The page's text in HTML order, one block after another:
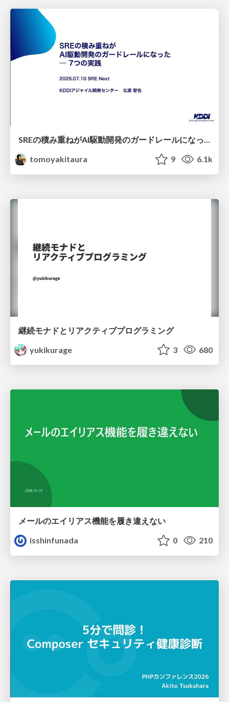
SREの積み重ねがAI駆動開発のガードレールになった ― 7つの実践/SRE Guardrails The 7
tomoyakitaura
9 6.1k
継続モナドとリアクティブプログラミング
yukikurage
3 680
メールのエイリアス機能を履き違えない
isshinfunada
0 210